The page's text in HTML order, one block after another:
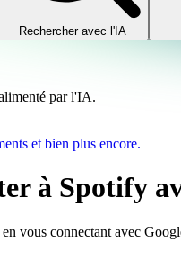
Rechercher avec l'IA
par l'IA.
et bien plus encore.
à Spotify
vous connectant avec